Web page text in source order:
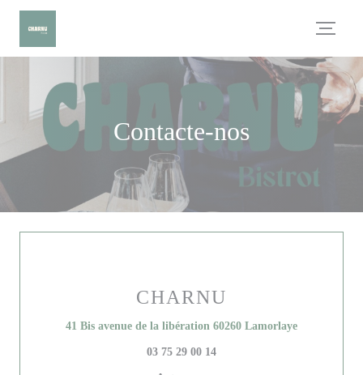
Painel de Gerenciamento de Cookies
Contacte-nos
CHARNU
41 Bis avenue de la libération 60260 Lamorlaye((abre numa
03 75 29 00 14